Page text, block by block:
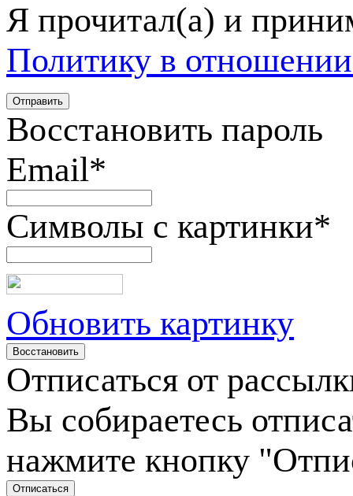
Я прочитал(а) и
Политику в
Восстановить пароль
Email*
Символы с картинки*
Обновить картинку
Отписаться от
Вы собираетесь
нажмите кнопку